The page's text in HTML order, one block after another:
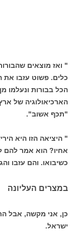
" ואז מוצאים
כלים. פשוט עזבו את
הכל בבורות ונעלמו
הארכיאולוגיה של
"תכף אשוב".
" היציאה הזו היא
אחיו? הוא אמר להם
כשיבואו. והם עזבו
במצרים העליונה
כן, אני מקשה, אבל
ישראל.